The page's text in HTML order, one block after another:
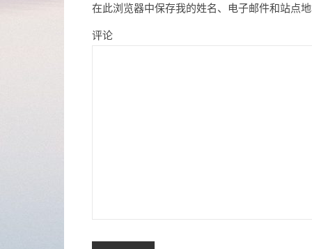
在此浏览器中保存我的姓名、电子邮件和站点
评论